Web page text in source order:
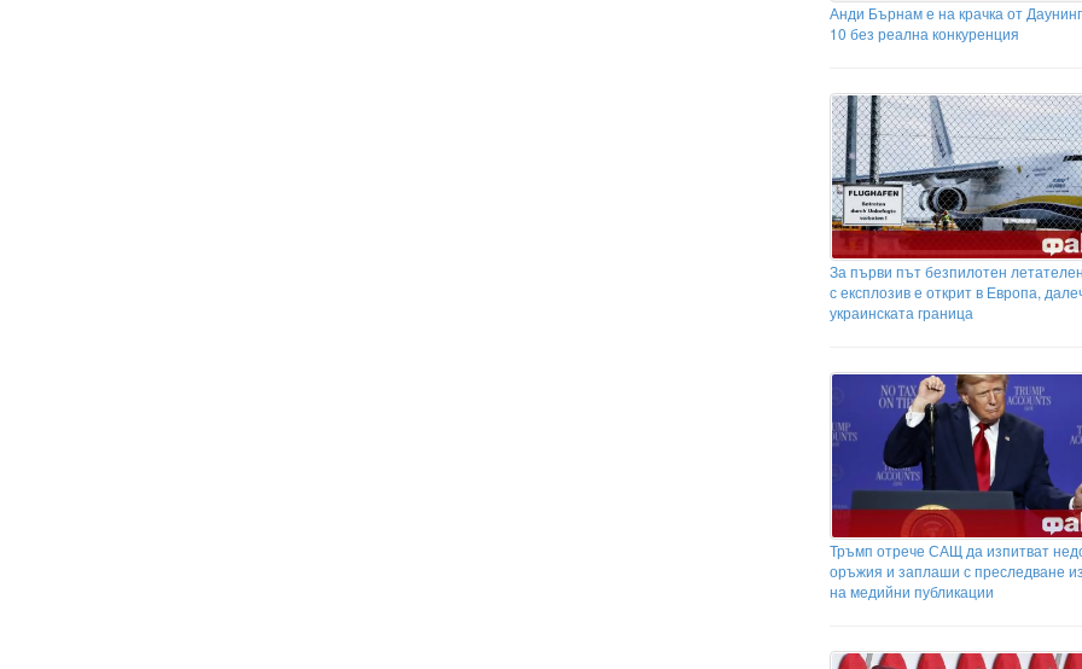
Анди Бърнам е на крачка от
10 без реална конкуренция
За първи път безпилотен
с експлозив е открит в Европа,
украинската граница
Тръмп отрече САЩ да изпитват
оръжия и заплаши с преследване
на медийни публикации